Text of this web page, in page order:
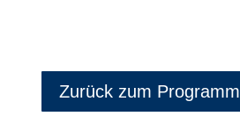
Zurück zum Programm